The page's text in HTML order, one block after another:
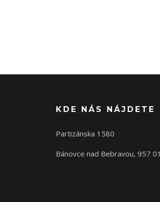
KDE NÁS NÁJDETE
Partizánska 1580
Bánovce nad Bebravou, 957 01